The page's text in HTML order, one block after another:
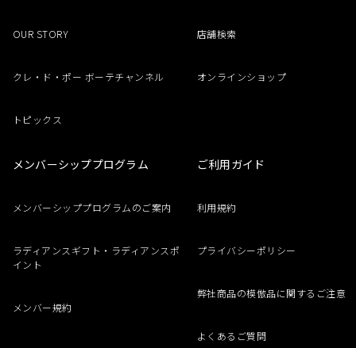
OUR STORY
クレ・ド・ポー ボーテチャンネル
トピックス
店舗検索
オンラインショップ
メンバーシッププログラム
メンバーシッププログラムのご案内
ラディアンスギフト・ラディアンスポ
イント
メンバー規約
ご利用ガイド
利用規約
プライバシーポリシー
弊社商品の模倣品に関するご注意
よくあるご質問